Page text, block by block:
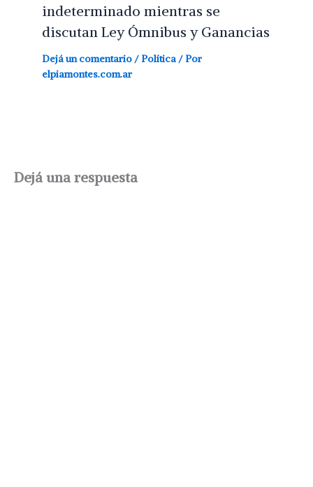
indeterminado mientras se
discutan Ley Ómnibus y Ganancias
Dejá un comentario /Política / Por
elpiamontes.com.ar
Dejá una respuesta